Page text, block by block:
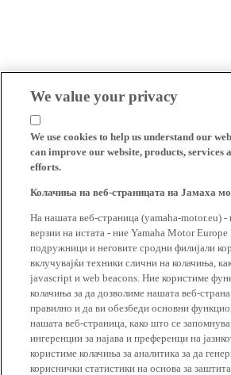
We value your privacy
We use cookies to help us understand our
can improve our website, products, services
efforts.
Колачиња на веб-страницата на Јамаха
На нашата веб-страница (yamaha-motor.eu) -
верзии на истата - ние Yamaha Motor Europe
подружници и неговите сродни филијали
вклучувајќи техники слични на колачиња,
javascript и web beacons. Ние користиме
колачиња за да дозволиме нашата веб-
правилно и да ви обезбеди основни
нашата веб-страница, како што се
ингеренции за најава и преференци на
користиме колачиња за аналитика за да
кориснички статистики на основа за